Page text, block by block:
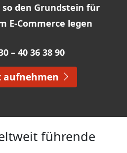
den Grundstein für
E-Commerce legen
– 40 36 38 90
aufnehmen
führende